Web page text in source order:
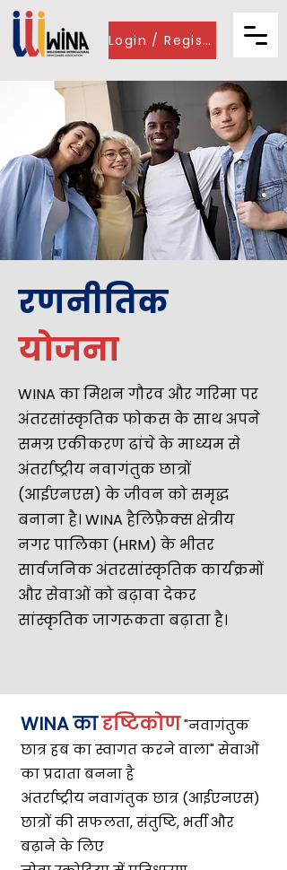
Login / Register
रणनीतिक
योजना
WINA का मिशनगौरव और गरिमा पर
अंतरसांस्कृतिक फोकस के साथअपने
समग्र एकीकरण ढांचे के माध्यम से
अंतर्राष्ट्रीय नवागंतुक छात्रों
(आईएनएस) के जीवन को समृद्ध
बनाना है। WINA हैलिफ़ैक्स क्षेत्रीय
नगर पालिका (HRM) के भीतर
सार्वजनिक अंतरसांस्कृतिक कार्यक्रमों
और सेवाओं को बढ़ावा देकर
सांस्कृतिक जागरूकता बढ़ाता है।
WINA कादृष्टिकोण"नवागंतुक
छात्र हब का स्वागत करने वाला" सेवाओं
का प्रदाता बनना है
अंतर्राष्ट्रीय नवागंतुक छात्र (आईएनएस)
छात्रों की सफलता, संतुष्टि, भर्ती और
बढ़ाने के लिए